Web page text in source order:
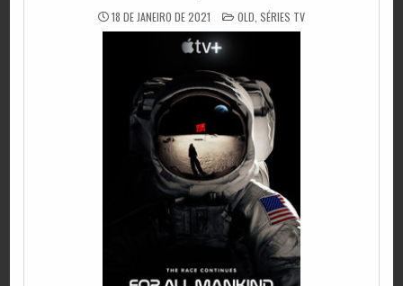
18 DE JANEIRO DE 2021 POSTED
IN
OLD SÉRIES TV